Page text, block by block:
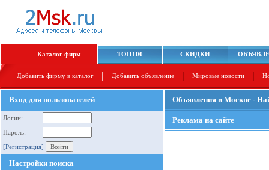
Каталог фирм ТОП100 СКИДКИ
Добавить фирму в каталог Добавить объявление Мировые новости
Вход для пользователей
Логин:
Пароль:
[Регистрация]
Настройки поиска
Объявления в Москве -
Реклама на сайте